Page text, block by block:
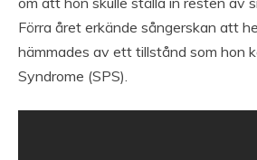
Förra året erkände sångerskan att
hämmades av ett tillstånd som hon
Syndrome (SPS).